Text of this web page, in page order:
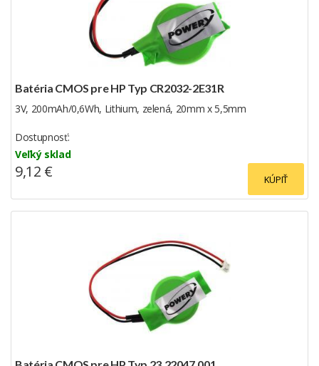
Batéria CMOS pre HP Typ CR2032-2E31R
3V, 200mAh/0,6Wh, Lithium, zelená, 20mm x 5,5mm
Dostupnosť:
Veľký sklad
KÚPIŤ
9,12 €